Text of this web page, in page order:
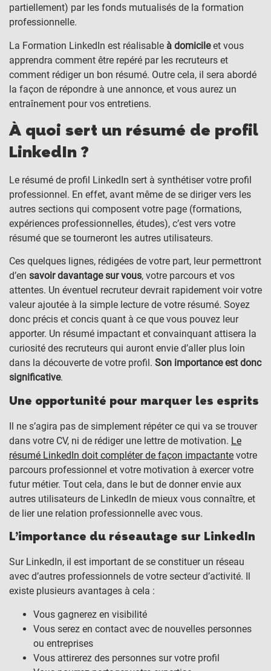
partiellement) par les fonds mutualisés de la formation
professionnelle.
La Formation LinkedIn est réalisable à domicileet vous
apprendra comment être repéré par les recruteurs et
comment rédiger un bon résumé. Outre cela, il sera abordé
la façon de répondre à une annonce, et vous aurez un
entraînement pour vos entretiens.
À quoi sert un résumé de profil
LinkedIn ?
Le résumé de profil LinkedIn sert à synthétiser votre profil
professionnel. En effet, avant même de se diriger vers les
autres sections qui composent votre page (formations,
expériences professionnelles, études), c’est vers votre
résumé que se tourneront les autres utilisateurs.
Ces quelques lignes, rédigées de votre part, leur permettront
d’en savoir davantage sur vous, votre parcours et vos
attentes. Un éventuel recruteur devrait rapidement voir votre
valeur ajoutée à la simple lecture de votre résumé. Soyez
donc précis et concis quant à ce que vous pouvez leur
apporter. Un résumé impactant et convainquant attisera la
curiosité des recruteurs qui auront envie d’aller plus loin
dans la découverte de votre profil. Son importance est donc
significative.
Une opportunité pour marquer les esprits
Il ne s’agira pas de simplement répéter ce qui va se trouver
dans votre CV, ni de rédiger une lettre de motivation. Le
résumé LinkedIn doit compléter de façon impactante votre
parcours professionnel et votre motivation à exercer votre
futur métier. Tout cela, dans le but de donner envie aux
autres utilisateurs de LinkedIn de mieux vous connaître, et
de lier une relation professionnelle avec vous.
L’importance du réseautage sur LinkedIn
Sur LinkedIn, il est important de se constituer un réseau
avec d’autres professionnels de votre secteur d’activité. Il
existe plusieurs avantages à cela :
Vous gagnerez en visibilité
Vous serez en contact avec de nouvelles personnes
ou entreprises
Vous attirerez des personnes sur votre profil